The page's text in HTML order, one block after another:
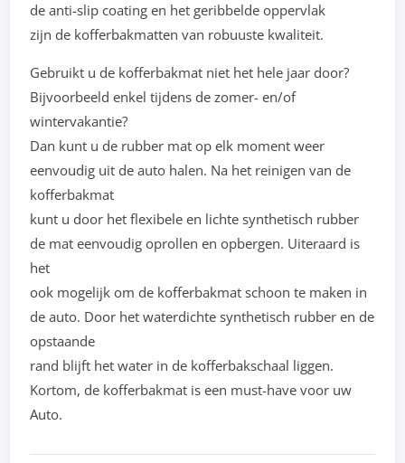
de anti-slip coating en het geribbelde oppervlak
zijn de kofferbakmatten van robuuste kwaliteit.
Gebruikt u de kofferbakmat niet het hele jaar door?
Bijvoorbeeld enkel tijdens de zomer- en/of
wintervakantie?
Dan kunt u de rubber mat op elk moment weer
eenvoudig uit de auto halen. Na het reinigen van de
kofferbakmat
kunt u door het flexibele en lichte synthetisch rubber
de mat eenvoudig oprollen en opbergen. Uiteraard is
het
ook mogelijk om de kofferbakmat schoon te maken in
de auto. Door het waterdichte synthetisch rubber en de
opstaande
rand blijft het water in de kofferbakschaal liggen.
Kortom, de kofferbakmat is een must-have voor uw
Auto.